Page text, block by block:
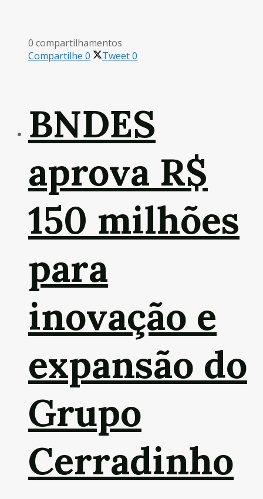
0 compartilhamentos
Compartilhe 0 Tweet0
BNDES
aprova R$
150 milhões
para
inovação e
expansão do
Grupo
Cerradinho